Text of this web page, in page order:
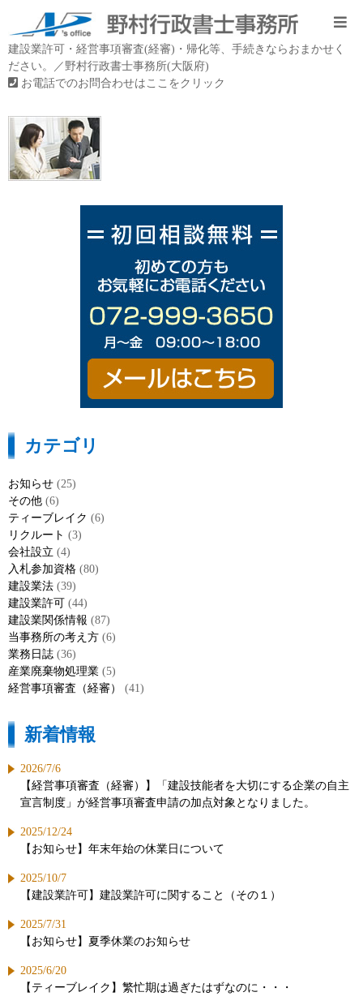
建設業許可・経営事項審査(経審)・帰化等、手続きならおまかせく
ださい。／野村行政書士事務所(大阪府)
お電話でのお問合わせはここをクリック
カテゴリ
お知らせ (25)
その他 (6)
ティーブレイク (6)
リクルート (3)
会社設立 (4)
入札参加資格 (80)
建設業法 (39)
建設業許可 (44)
建設業関係情報 (87)
当事務所の考え方 (6)
業務日誌 (36)
産業廃棄物処理業 (5)
経営事項審査（経審）
(41)
新着情報
2026/7/6
【経営事項審査（経審）】「建設技能者を大切にする企業の自主
宣言制度」が経営事項審査申請の加点対象となりました。
2025/12/24
【お知らせ】年末年始の休業日について
2025/10/7
【建設業許可】建設業許可に関すること（その１）
2025/7/31
【お知らせ】夏季休業のお知らせ
2025/6/20
【ティーブレイク】繁忙期は過ぎたはずなのに・・・